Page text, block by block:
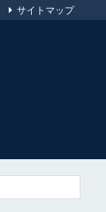
サイトマップ